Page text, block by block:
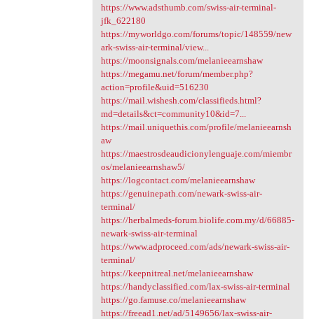
https://www.adsthumb.com/swiss-air-terminal-
jfk_622180
https://myworldgo.com/forums/topic/148559/new
ark-swiss-air-terminal/view...
https://moonsignals.com/melanieearnshaw
https://megamu.net/forum/member.php?
action=profile&uid=516230
https://mail.wishesh.com/classifieds.html?
md=details&ct=community10&id=7...
https://mail.uniquethis.com/profile/melanieearnsh
aw
https://maestrosdeaudicionylenguaje.com/miembr
os/melanieearnshaw5/
https://logcontact.com/melanieearnshaw
https://genuinepath.com/newark-swiss-air-
terminal/
https://herbalmeds-forum.biolife.com.my/d/66885-
newark-swiss-air-terminal
https://www.adproceed.com/ads/newark-swiss-air-
terminal/
https://keepnitreal.net/melanieearnshaw
https://handyclassified.com/lax-swiss-air-terminal
https://go.famuse.co/melanieearnshaw
https://freead1.net/ad/5149656/lax-swiss-air-